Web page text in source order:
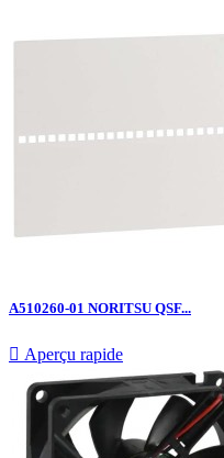
A510260-01 NORITSU QSF...
 Aperçu rapide